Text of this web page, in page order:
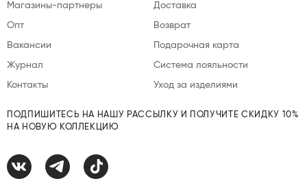
Магазины-партнеры
Опт
Вакансии
Журнал
Контакты
Доставка
Возврат
Подарочная карта
Система лояльности
Уход за изделиями
ПОДПИШИТЕСЬ НА НАШУ РАССЫЛКУ И ПОЛУЧИТЕ СКИДКУ 10%
НА НОВУЮ КОЛЛЕКЦИЮ